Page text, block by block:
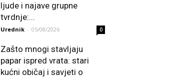
ljude i najave grupne
tvrdnje:...
Urednik - 05/08/2026 0
Zašto mnogi stavljaju
papar ispred vrata: stari
kućni običaj i savjeti o